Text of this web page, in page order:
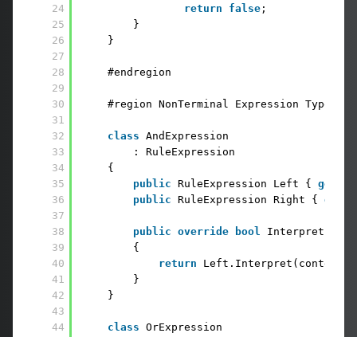
24
25
26
27
28
29
30
31
32
33
34
35
36
37
38
39
40
41
42
43
44
return
false ;
}
}
#endregion
#region NonTerminal Expression Types
class AndExpression
: RuleExpression
{
public RuleExpression Left { get
public RuleExpression Right { get
public override bool
{
return
Left.Interpret(context)
}
}
class OrExpression